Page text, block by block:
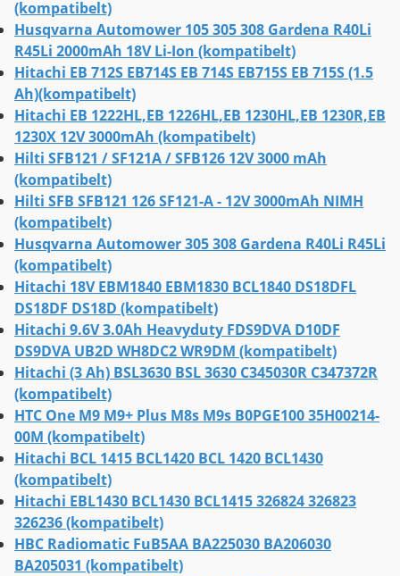
(kompatibelt)
Husqvarna Automower 105 305 308 Gardena R40Li
R45Li 2000mAh 18V Li-Ion (kompatibelt)
Hitachi EB 712S EB714S EB 714S EB715S EB 715S (1.5
Ah)(kompatibelt)
Hitachi EB 1222HL,EB 1226HL,EB 1230HL,EB 1230R,EB
1230X 12V 3000mAh (kompatibelt)
Hilti SFB121 / SF121A / SFB126 12V 3000 mAh
(kompatibelt)
Hilti SFB SFB121 126 SF121-A - 12V 3000mAh NIMH
(kompatibelt)
Husqvarna Automower 305 308 Gardena R40Li R45Li
(kompatibelt)
Hitachi 18V EBM1840 EBM1830 BCL1840 DS18DFL
DS18DF DS18D (kompatibelt)
Hitachi 9.6V 3.0Ah Heavyduty FDS9DVA D10DF
DS9DVA UB2D WH8DC2 WR9DM (kompatibelt)
Hitachi (3 Ah) BSL3630 BSL 3630 C345030R C347372R
(kompatibelt)
HTC One M9 M9+ Plus M8s M9s B0PGE100 35H00214-
00M (kompatibelt)
Hitachi BCL 1415 BCL1420 BCL 1420 BCL1430
(kompatibelt)
Hitachi EBL1430 BCL1430 BCL1415 326824 326823
326236 (kompatibelt)
HBC Radiomatic FuB5AA BA225030 BA206030
BA205031 (kompatibelt)